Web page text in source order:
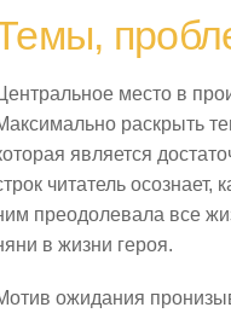
место в
раскрыть
является
читатель
преодолевала все
в жизни героя.
ожидания